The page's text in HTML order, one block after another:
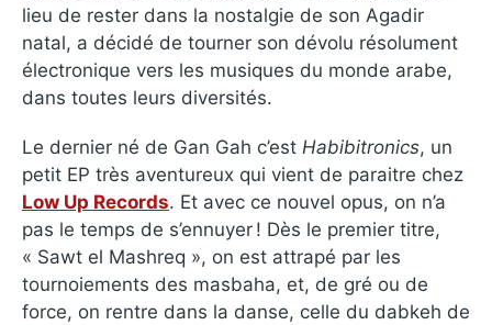
lieu de rester dans la nostalgie de son Agadir
natal, a décidé de tourner son dévolu résolument
électronique vers les musiques du monde arabe,
dans toutes leurs diversités.
Le dernier né de Gan Gah c’est Habibitronics, un
petit EP très aventureux qui vient de paraitre chez
Low Up Records. Et avec ce nouvel opus, on n’a
pas le temps de s’ennuyer ! Dès le premier titre,
« Sawt el Mashreq », on est attrapé par les
tournoiements des masbaha, et, de gré ou de
force, on rentre dans la danse, celle du dabkeh de